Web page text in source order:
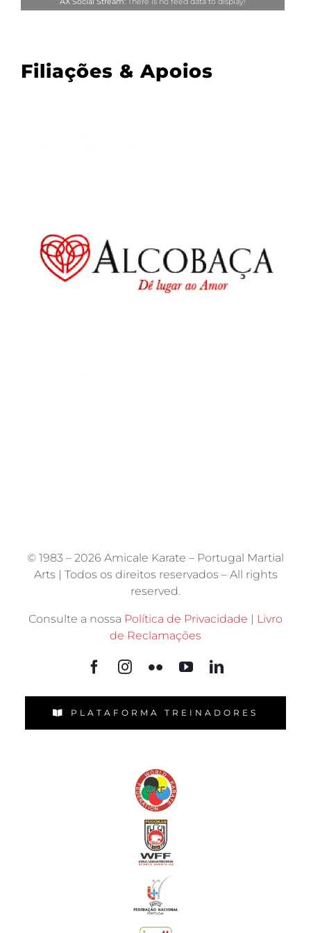
AX Social Stream:There is no feed data to display!
2026 Amicale Karate – Portugal Martial
reserved.
Consulte a nossaPolítica de Privacidade|Livro
de Reclamações
PLATAFORMA TREINADORES